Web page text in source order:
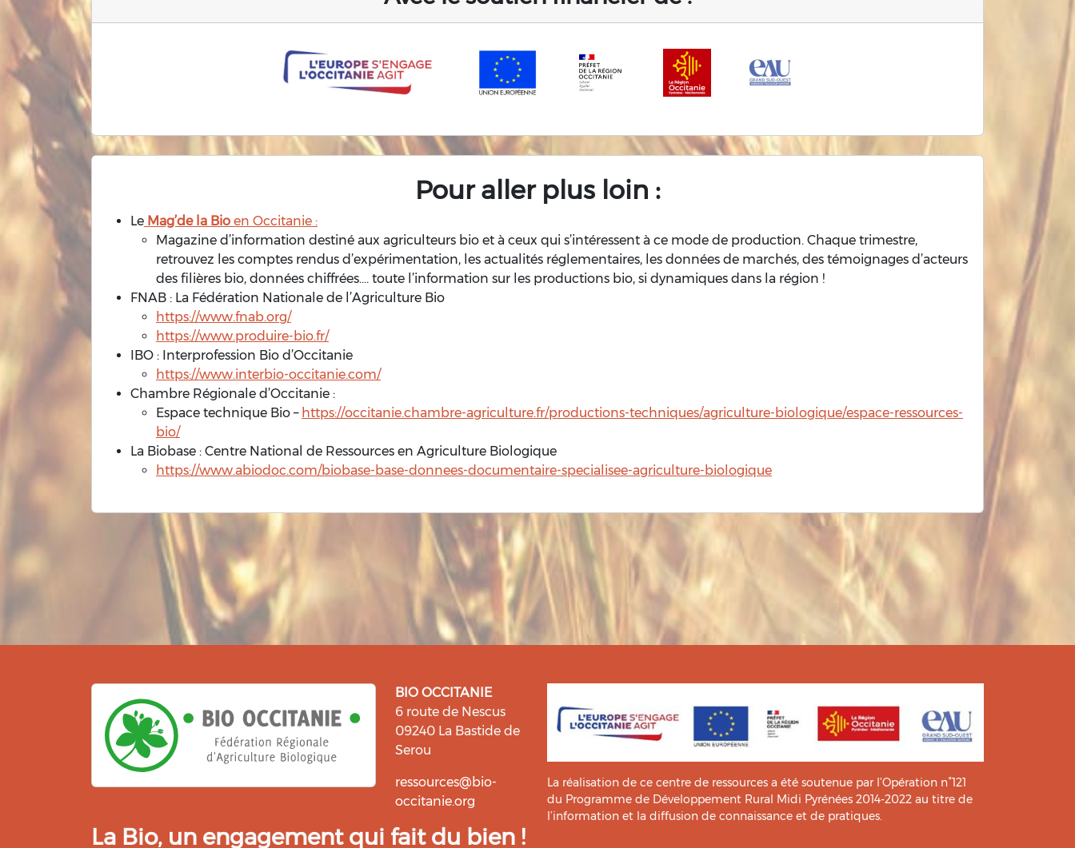
Pour aller plus loin :
Le Mag’de la Bio en Occitanie :
Magazine d’information destiné aux agriculteurs bio et à ceux qui s’intéressent à ce mode de production. Chaque trimestre,
retrouvez les comptes rendus d’expérimentation, les actualités réglementaires, les données de marchés, des témoignages d’acteurs
des filières bio, données chiffrées…. toute l’information sur les productions bio, si dynamiques dans la région !
FNAB : La Fédération Nationale de l’Agriculture Bio
https://www.fnab.org/
https://www.produire-bio.fr/
IBO : Interprofession Bio d’Occitanie
https://www.interbio-occitanie.com/
Chambre Régionale d’Occitanie :
Espace technique Bio – https://occitanie.chambre-agriculture.fr/productions-techniques/agriculture-biologique/espace-ressources-
bio/
La Biobase : Centre National de Ressources en Agriculture Biologique
https://www.abiodoc.com/biobase-base-donnees-documentaire-specialisee-agriculture-biologique
BIO OCCITANIE
6 route de Nescus
09240 La Bastide de
Serou
ressources@bio-
occitanie.org
La Bio, un engagement qui fait du bien !
La réalisation de ce centre de ressources a été soutenue par l’Opération n°121
du Programme de Développement Rural Midi Pyrénées 2014-2022 au titre de
l’information et la diffusion de connaissance et de pratiques.